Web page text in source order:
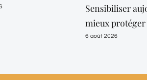
Sensibiliser aujourd’hui pour
mieux protéger demain